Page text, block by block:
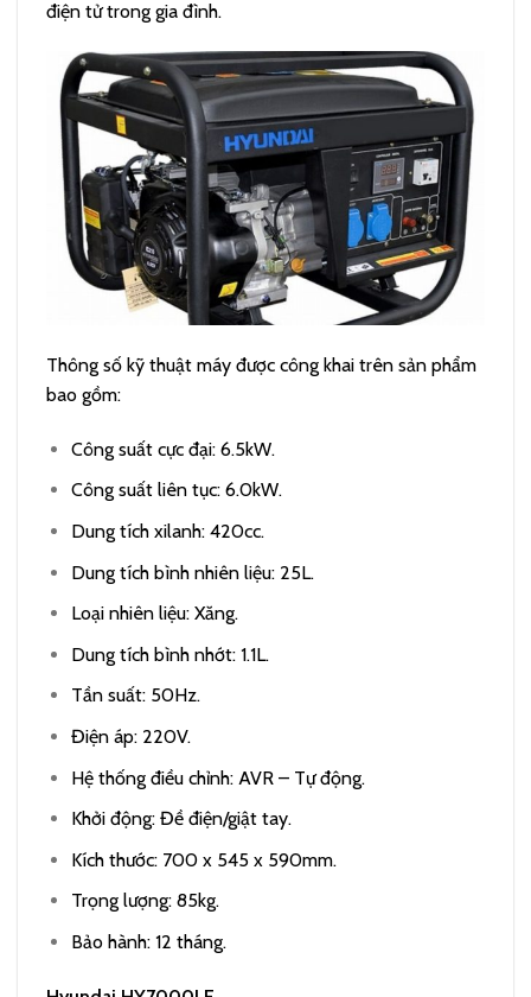
điện tử trong gia đình.
Thông số kỹ thuật máy được công khai trên sản phẩm
bao gồm:
Công suất cực đại: 6.5kW.
Công suất liên tục: 6.0kW.
Dung tích xilanh: 420cc.
Dung tích bình nhiên liệu: 25L.
Loại nhiên liệu: Xăng.
Dung tích bình nhớt: 1.1L.
Tần suất: 50Hz.
Điện áp: 220V.
Hệ thống điều chỉnh: AVR – Tự động.
Khởi động: Đề điện/giật tay.
Kích thước: 700 x 545 x 590mm.
Trọng lượng: 85kg.
Bảo hành: 12 tháng.